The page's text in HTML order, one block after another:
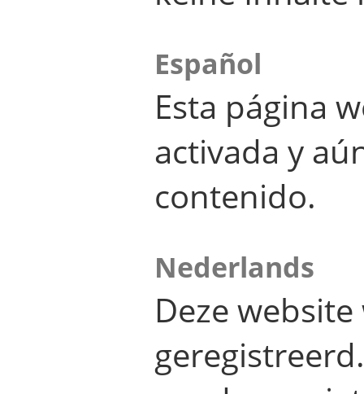
Español
Esta página
activada y
contenido.
Nederlands
Deze